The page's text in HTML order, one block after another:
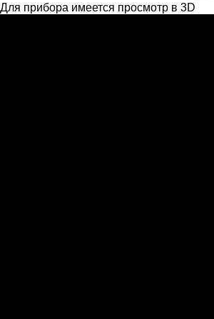
Для прибора имеется просмотр в 3D